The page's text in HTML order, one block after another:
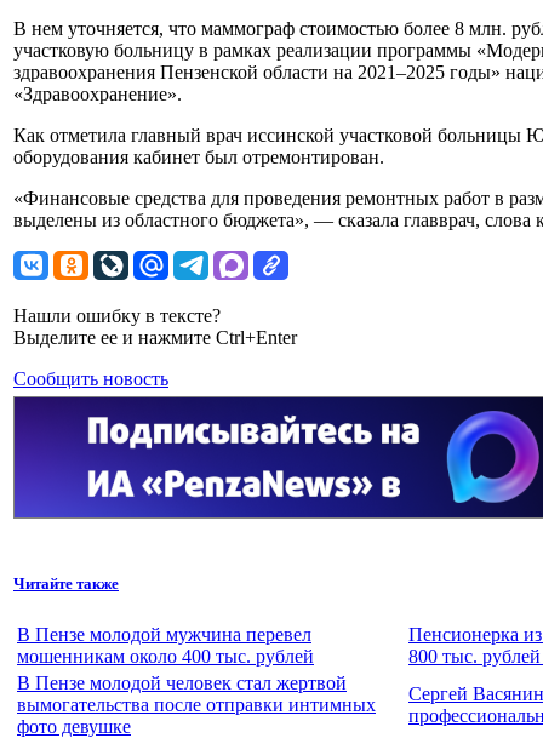
В нем уточняется, что маммограф стоимостью более 8 млн.
участковую больницу в рамках реализации программы
здравоохранения Пензенской области на 2021–2025 годы»
«Здравоохранение».
Как отметила главный врач иссинской участковой больницы
оборудования кабинет был отремонтирован.
«Финансовые средства для проведения ремонтных работ в
выделены из областного бюджета», — сказала главврач, слова
Нашли ошибку в тексте?
Выделите ее и нажмите Ctrl+Enter
Сообщить новость
Читайте также
В Пензе молодой мужчина перевел
мошенникам около 400 тыс. рублей
Пенсионерка
800 тыс.
В Пензе молодой человек стал жертвой
вымогательства после отправки интимных
фото девушке
Сергей